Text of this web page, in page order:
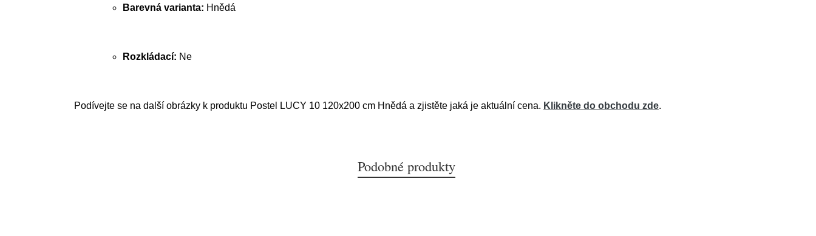
Barevná varianta: Hnědá
Rozkládací: Ne
Podívejte se na další obrázky k produktu Postel LUCY 10 120x200 cm Hnědá a zjistěte jaká je aktuální cena. Klikněte do obchodu zde.
Podobné produkty